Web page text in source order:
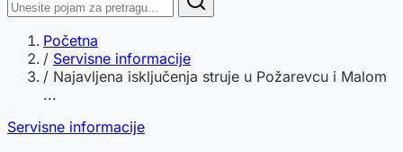
Početna
/ Servisne informacije
/ Najavljena isključenja struje u Požarevcu i Malom
...
Servisne informacije